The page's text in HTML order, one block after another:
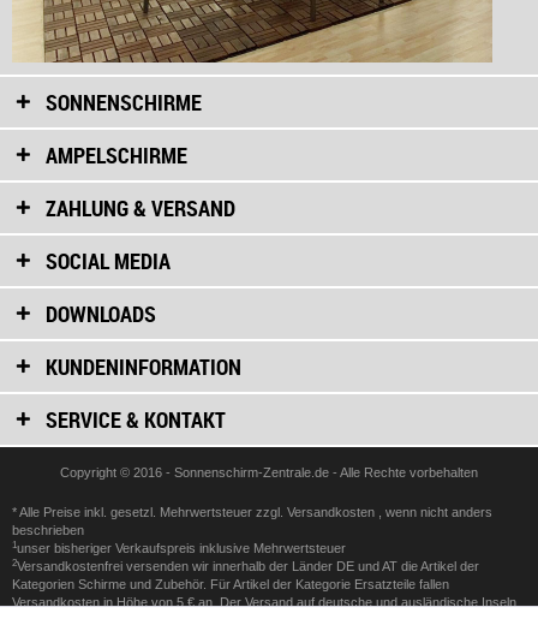
SONNENSCHIRME
AMPELSCHIRME
ZAHLUNG & VERSAND
SOCIAL MEDIA
DOWNLOADS
KUNDENINFORMATION
SERVICE & KONTAKT
Copyright © 2016 - Sonnenschirm-Zentrale.de - Alle Rechte vorbehalten
* Alle Preise inkl. gesetzl. Mehrwertsteuer zzgl. Versandkosten
, wenn nicht anders
beschrieben
1 unser bisheriger Verkaufspreis inklusive Mehrwertsteuer
2Versandkostenfrei versenden wir innerhalb der Länder DE und AT die Artikel der
Kategorien Schirme und Zubehör. Für Artikel der Kategorie Ersatzteile fallen
Versandkosten in Höhe von 5 € an. Der Versand auf deutsche und ausländische Inseln